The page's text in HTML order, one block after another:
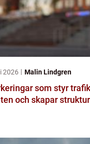
2026 Malin Lindgren
som styr
och skapar struktur